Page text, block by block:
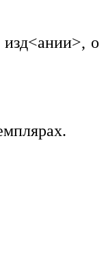
о